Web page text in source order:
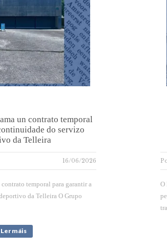
un contrato temporal
do servizo
da Telleira
16/06/2026
contrato temporal para garantir a
da Telleira O Grupo
Ler máis
O